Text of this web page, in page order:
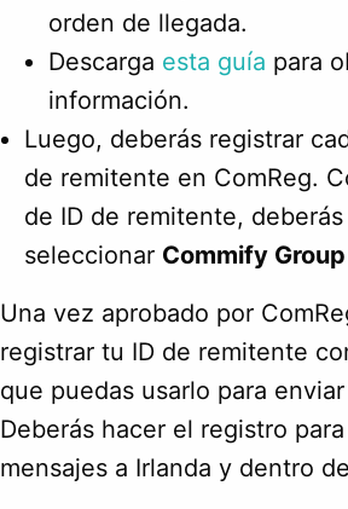
orden de llegada.
Descarga esta guía para
información.
Luego, deberás registrar
de remitente en ComReg.
de ID de remitente, deberás
seleccionar Commify Group
Una vez aprobado por
registrar tu ID de remitente
que puedas usarlo para
Deberás hacer el registro
mensajes a Irlanda y dentro